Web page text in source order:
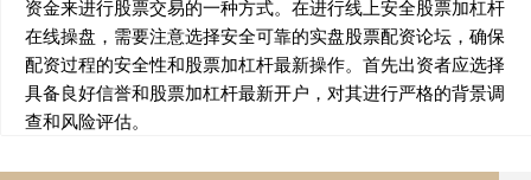
资金来进行股票交易的一种方式。在进行线上安全股票加杠杆
在线操盘，需要注意选择安全可靠的实盘股票配资论坛，确保
配资过程的安全性和股票加杠杆最新操作。首先出资者应选择
具备良好信誉和股票加杠杆最新开户，对其进行严格的背景调
查和风险评估。